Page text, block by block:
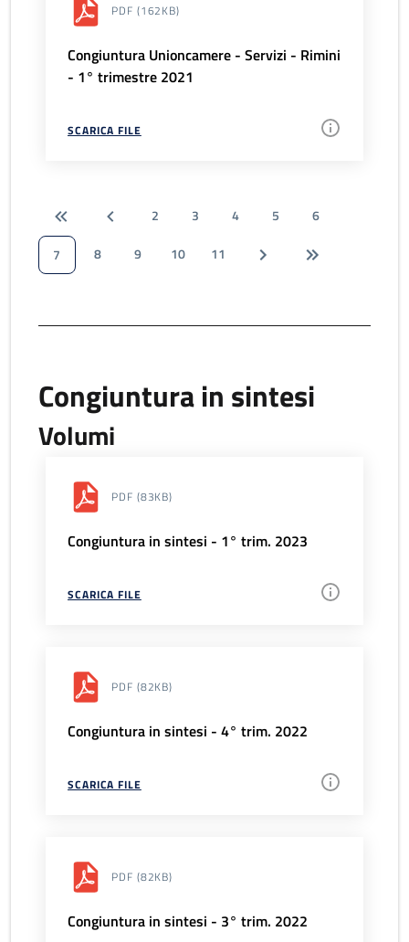
PDF (162KB)
Congiuntura Unioncamere - Servizi - Rimini
- 1° trimestre 2021
SCARICA FILE
2 3 4 5
6
7
8 9 10 11
Congiuntura in sintesi
Volumi
PDF (83KB)
Congiuntura in sintesi - 1° trim. 2023
SCARICA FILE
PDF (82KB)
Congiuntura in sintesi - 4° trim. 2022
SCARICA FILE
PDF (82KB)
Congiuntura in sintesi - 3° trim. 2022